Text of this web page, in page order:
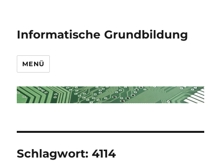
Informatische Grundbildung
MENÜ
Schlagwort:4114